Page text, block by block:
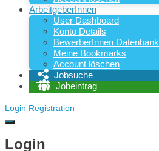
ArbeitgeberInnen
User Dashboard
Konto Details
BewerberInnen Datenbank
Meine Bookmarks
Account löschen
Jobsuche
Jobeintrag
Login Registration
Login